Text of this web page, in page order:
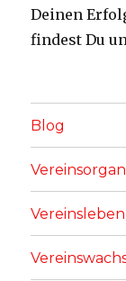
Deinen
findest Du
Blog
Vereinsleben